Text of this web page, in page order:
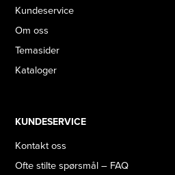
Kundeservice
Om oss
Temasider
Kataloger
KUNDESERVICE
Kontakt oss
Ofte stilte spørsmål – FAQ